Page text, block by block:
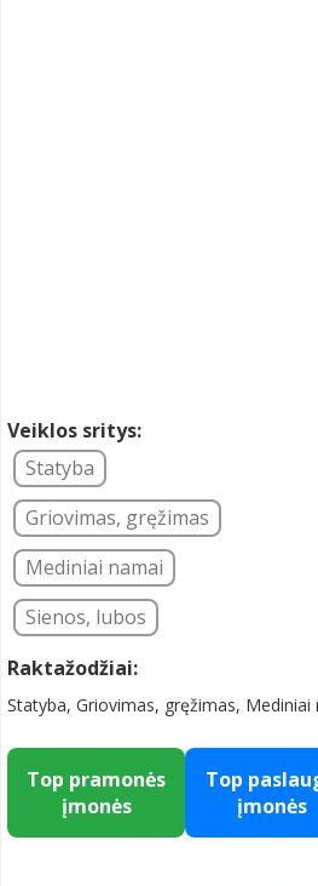
Veiklos sritys:
Statyba
Griovimas, gręžimas
Mediniai namai
Sienos, lubos
Raktažodžiai:
Statyba, Griovimas, gręžimas, Mediniai
Top pramonės
įmonės
Top
įmonės